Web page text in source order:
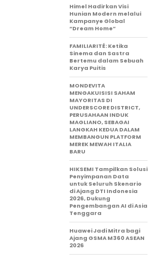
Himel Hadirkan Visi
Hunian Modern melalui
Kampanye Global
“Dream Home”
FAMILIARITÉ: Ketika
Sinema dan Sastra
Bertemu dalam Sebuah
Karya Puitis
MONDEVITA
MENGAKUISISI SAHAM
MAYORITAS DI
UNDERSCORE DISTRICT,
PERUSAHAAN INDUK
MAGLIANO, SEBAGAI
LANGKAH KEDUA DALAM
MEMBANGUN PLATFORM
MEREK MEWAH ITALIA
BARU
HIKSEMI Tampilkan Solusi
Penyimpanan Data
untuk Seluruh Skenario
di Ajang DTI Indonesia
2026, Dukung
Pengembangan AI di Asia
Tenggara
Huawei Jadi Mitra bagi
Ajang GSMA M360 ASEAN
2026